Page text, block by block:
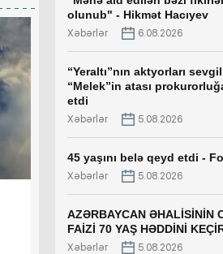
olunub" - Hikmət Hacıyev
Xəbərlər 6.08.2026
“Yeraltı”nın aktyorları
“Melek”in atası
etdi
Xəbərlər 5.08.2026
45 yaşını belə qeyd etdi -
Xəbərlər 5.08.2026
AZƏRBAYCAN ƏHALİSİNİN
FAİZİ 70 YAŞ HƏDDİNİ
Xəbərlər 5.08.2026